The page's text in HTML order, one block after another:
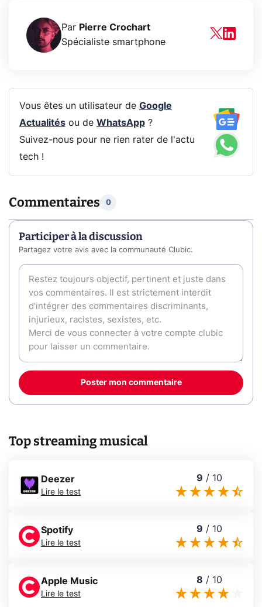
Par Pierre Crochart
Spécialiste smartphone
Vous êtes un utilisateur de Google
Actualitésou de WhatsApp?
Suivez-nous pour ne rien rater de l'actu
tech !
Commentaires 0
Participer à la discussion
Partagez votre avis avec la communauté Clubic.
Poster mon commentaire
Top streaming musical
Deezer
Lire le test
9 / 10
Spotify
Lire le test
9 / 10
Apple Music
Lire le test
8 / 10